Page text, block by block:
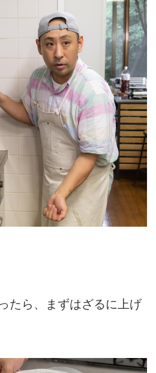
たら、まずはざるに上げ